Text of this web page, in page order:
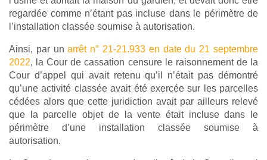
regardée comme n’étant pas incluse dans le périmètre de
l’installation classée soumise à autorisation.
Ainsi, par unarrêt n° 21-21.933 en date du 21 septembre
2022, la Cour de cassation censure le raisonnement de la
Cour d’appel qui avait retenu qu’il n’était pas démontré
qu’une activité classée avait été exercée sur les parcelles
cédées alors que cette juridiction avait par ailleurs relevé
que la parcelle objet de la vente était incluse dans le
périmètre d’une installation classée soumise à
autorisation.